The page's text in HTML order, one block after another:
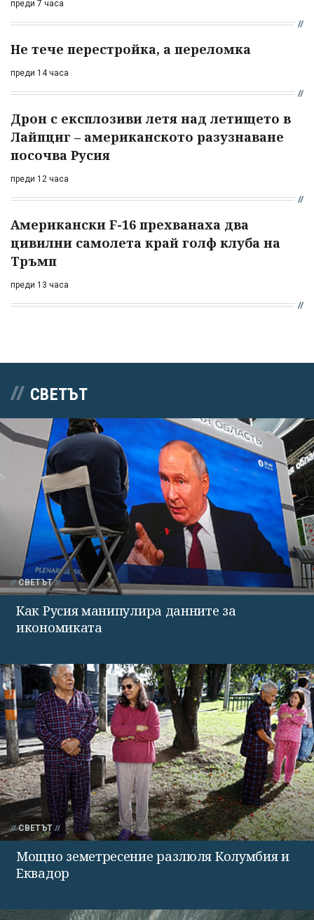
преди 7 часа
Не тече перестройка, а переломка
преди 14 часа
Дрон с експлозиви летя над летището в
Лайпциг – американското разузнаване
посочва Русия
преди 12 часа
Американски F-16 прехванаха два
цивилни самолета край голф клуба на
Тръмп
преди 13 часа
СВЕТЪТ
СВЕТЪТ
Как Русия манипулира данните за
икономиката
СВЕТЪТ
Мощно земетресение разлюля Колумбия и
Еквадор